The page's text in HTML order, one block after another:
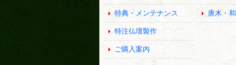
特典・メンテナンス
特注仏壇製作
ご購入案内
唐木・